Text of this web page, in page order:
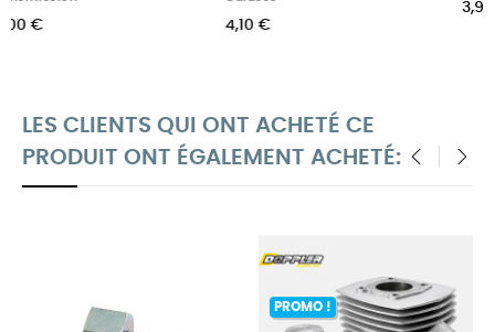
LES CLIENTS QUI ONT ACHETÉ CE
PRODUIT ONT ÉGALEMENT ACHETÉ:
PROMO !